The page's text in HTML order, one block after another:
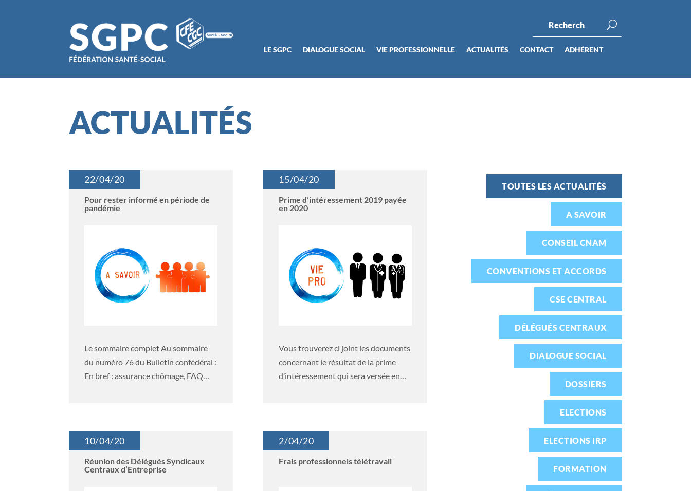
LE SGPC DIALOGUE SOCIAL VIE PROFESSIONNELLE ACTUALITÉS CONTACT ADHÉRENT
ACTUALITÉS
Pour rester informé en période de
pandémie
22/04/20
Le sommaire complet Au sommaire
du numéro 76 du Bulletin confédéral :
En bref : assurance chômage, FAQ
Réunion des Délégués Syndicaux
Centraux d’Entreprise
10/04/20
Prime d’intéressement 2019 payée
en 2020
15/04/20
Vous trouverez ci joint les documents
concernant le résultat de la prime
d’intéressement qui sera versée en
Frais professionnels télétravail
2/04/20
TOUTES LES ACTUALITÉS
A SAVOIR
CONSEIL CNAM
CONVENTIONS ET ACCORDS
CSE CENTRAL
DÉLÉGUÉS CENTRAUX
DIALOGUE SOCIAL
DOSSIERS
ELECTIONS
ELECTIONS IRP
FORMATION